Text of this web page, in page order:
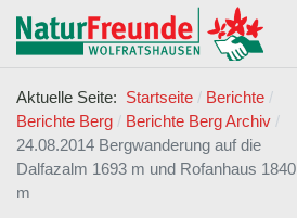
Aktuelle Seite: Startseite
Berichte
Berichte Berg
Berichte Berg Archiv
24.08.2014 Bergwanderung auf die
Dalfazalm 1693 m und Rofanhaus 1840
m